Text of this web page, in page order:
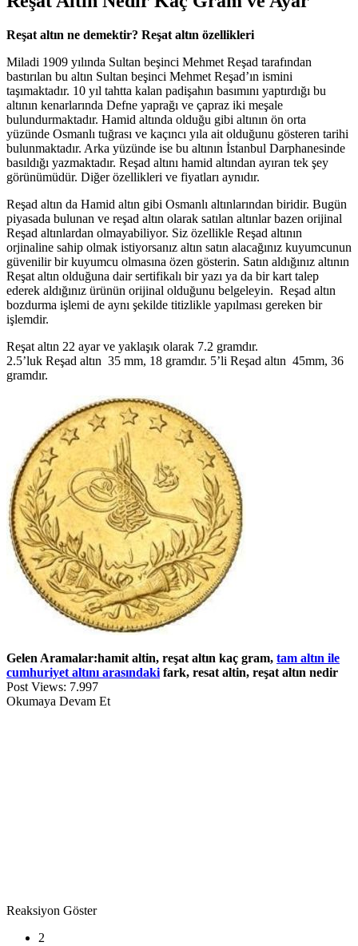
Reşat altın ne demektir? Reşat altın özellikleri
Miladi 1909 yılında Sultan beşinci Mehmet Reşad tarafından
bastırılan bu altın Sultan beşinci Mehmet Reşad’ın ismini
taşımaktadır. 10 yıl tahtta kalan padişahın basımını yaptırdığı bu
altının kenarlarında Defne yaprağı ve çapraz iki meşale
bulundurmaktadır. Hamid altında olduğu gibi altının ön orta
yüzünde Osmanlı tuğrası ve kaçıncı yıla ait olduğunu gösteren tarihi
bulunmaktadır. Arka yüzünde ise bu altının İstanbul Darphanesinde
basıldığı yazmaktadır. Reşad altını hamid altından ayıran tek şey
görünümüdür. Diğer özellikleri ve fiyatları aynıdır.
Reşad altın da Hamid altın gibi Osmanlı altınlarından biridir. Bugün
piyasada bulunan ve reşad altın olarak satılan altınlar bazen orijinal
Reşad altınlardan olmayabiliyor. Siz özellikle Reşad altının
orjinaline sahip olmak istiyorsanız altın satın alacağınız kuyumcunun
güvenilir bir kuyumcu olmasına özen gösterin. Satın aldığınız altının
Reşat altın olduğuna dair sertifikalı bir yazı ya da bir kart talep
ederek aldığınız ürünün orijinal olduğunu belgeleyin. Reşad altın
bozdurma işlemi de aynı şekilde titizlikle yapılması gereken bir
işlemdir.
Reşat altın 22 ayar ve yaklaşık olarak 7.2 gramdır.
2.5’luk Reşad altın 35 mm, 18 gramdır. 5’li Reşad altın 45mm, 36
gramdır.
Gelen Aramalar:hamit altin, reşat altın kaç gram, tam altın ile
cumhuriyet altını arasındaki fark, resat altin, reşat altın nedir
Post Views: 7.997
Okumaya Devam Et
Reaksiyon Göster
2